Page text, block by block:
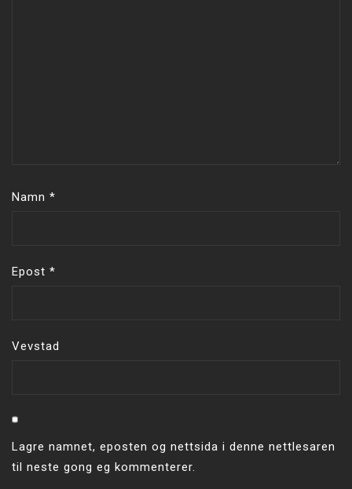
Namn *
Epost *
Vevstad
Lagre namnet, eposten og nettsida i denne nettlesaren
til neste gong eg kommenterer.